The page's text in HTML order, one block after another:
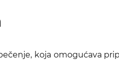
koja omogućava